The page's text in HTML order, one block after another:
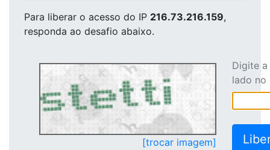
Para liberar o acesso do IP 216.73.216.159,
responda ao desafio abaixo.
[trocar imagem]
Digite
lado no